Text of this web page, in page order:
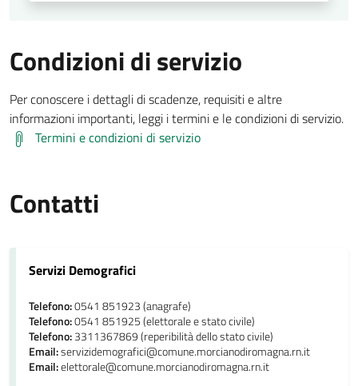
Condizioni di servizio
Per conoscere i dettagli di scadenze, requisiti e altre
informazioni importanti, leggi i termini e le condizioni di servizio.
Termini e condizioni di servizio
Contatti
Servizi Demografici
Telefono:0541 851923 (anagrafe)
Telefono:0541 851925 (elettorale e stato civile)
Telefono:3311367869 (reperibilità dello stato civile)
Email:servizidemografici@comune.morcianodiromagna.rn.it
Email:elettorale@comune.morcianodiromagna.rn.it